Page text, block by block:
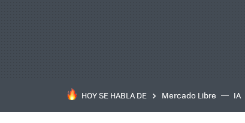
HOY SE HABLA DE Mercado Libre IA